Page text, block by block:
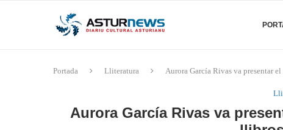
Portada Lliteratura Aurora García Rivas va presentar
Aurora García Rivas va